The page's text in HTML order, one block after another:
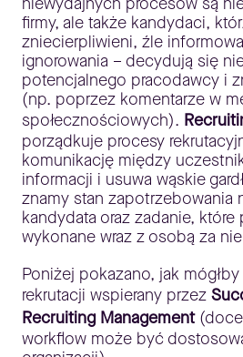
firmy, ale także kandydaci,
zniecierpliwieni, źle
ignorowania – decydują się
potencjalnego pracodawcy i
(np. poprzez komentarze w
społecznościowych).
porządkuje procesy
komunikację między
informacji i usuwa wąskie
znamy stan zapotrzebowania
kandydata oraz zadanie,
wykonane wraz z osobą za
Poniżej pokazano, jak
rekrutacji wspierany przez
Recruiting Management
workflow może być